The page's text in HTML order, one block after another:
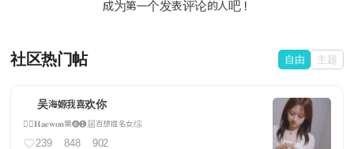
成为第一个发表评论的人吧！
社区热门帖 自由 主题
吴海嫄我喜欢你
❤️‍🔥𝐇𝐚𝐞𝐰𝐨𝐧第❻❶届百想提名女综
239 848 902